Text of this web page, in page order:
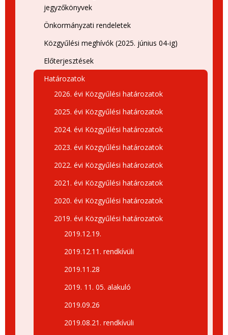
jegyzőkönyvek
Önkormányzati rendeletek
Közgyűlési meghívók (2025. június 04-ig)
Előterjesztések
Határozatok
2026. évi Közgyűlési határozatok
2025. évi Közgyűlési határozatok
2024. évi Közgyűlési határozatok
2023. évi Közgyűlési határozatok
2022. évi Közgyűlési határozatok
2021. évi Közgyűlési határozatok
2020. évi Közgyűlési határozatok
2019. évi Közgyűlési határozatok
2019.12.19.
2019.12.11. rendkívüli
2019.11.28
2019. 11. 05. alakuló
2019.09.26
2019.08.21. rendkívüli